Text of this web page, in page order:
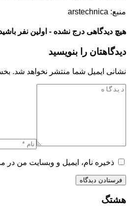
منبع: arstechnica
هیچ دیدگاهی درج نشده - اولین نفر
دیدگاهتان را بنویسید
نشانی ایمیل شما منتشر نخواهد شد.
ذخیره نام، ایمیل و وبسایت من در
هشتگ